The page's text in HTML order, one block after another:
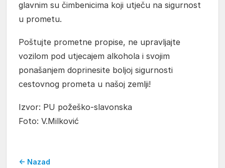
glavnim su čimbenicima koji utječu na sigurnost
u prometu.
Poštujte prometne propise, ne upravljajte
vozilom pod utjecajem alkohola i svojim
ponašanjem doprinesite boljoj sigurnosti
cestovnog prometa u našoj zemlji!
Izvor: PU požeško-slavonska
Foto: V.Milković
← Nazad